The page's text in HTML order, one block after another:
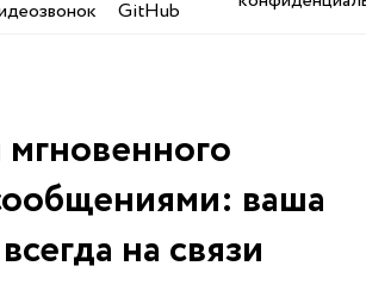
GitHub
ваша
на связи